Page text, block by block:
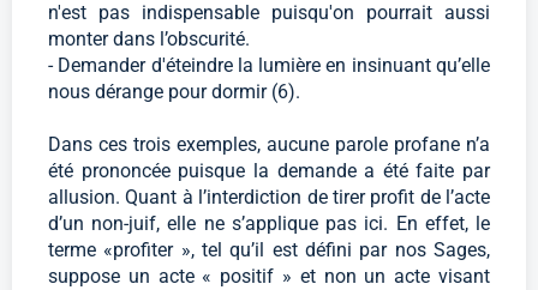
n'est pas indispensable puisqu'on pourrait aussi
monter dans l’obscurité.
- Demander d'éteindre la lumière en insinuant qu’elle
nous dérange pour dormir (6).
Dans ces trois exemples, aucune parole profane n’a
été prononcée puisque la demande a été faite par
allusion. Quant à l’interdiction de tirer profit de l’acte
d’un non-juif, elle ne s’applique pas ici. En effet, le
terme «profiter », tel qu’il est défini par nos Sages,
suppose un acte « positif » et non un acte visant